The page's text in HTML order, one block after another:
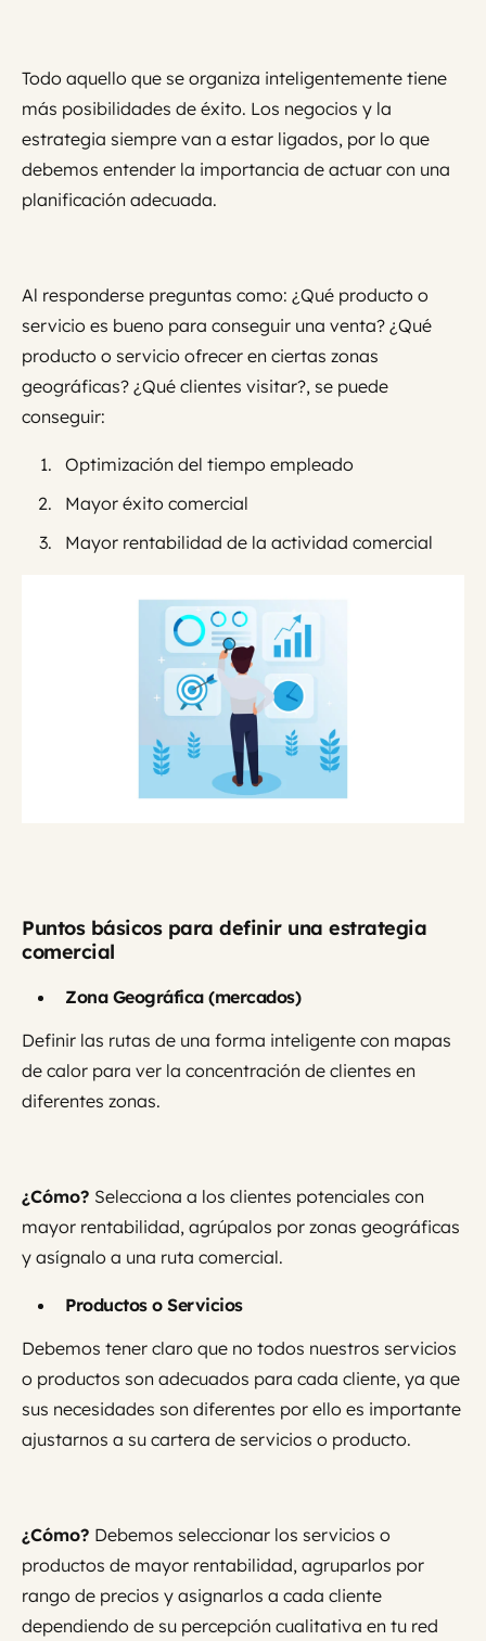
Todo aquello que se organiza inteligentemente tiene
más posibilidades de éxito. Los negocios y la
estrategia siempre van a estar ligados, por lo que
debemos entender la importancia de actuar con una
planificación adecuada.
Al responderse preguntas como: ¿Qué producto o
servicio es bueno para conseguir una venta? ¿Qué
producto o servicio ofrecer en ciertas zonas
geográficas? ¿Qué clientes visitar?, se puede
conseguir:
Optimización del tiempo empleado
Mayor éxito comercial
Mayor rentabilidad de la actividad comercial
Puntos básicos para definir una estrategia
comercial
Zona Geográfica (mercados)
Definir las rutas de una forma inteligente con mapas
de calor para ver la concentración de clientes en
diferentes zonas.
¿Cómo? Selecciona a los clientes potenciales con
mayor rentabilidad, agrúpalos por zonas geográficas
y asígnalo a una ruta comercial.
Productos o Servicios
Debemos tener claro que no todos nuestros servicios
o productos son adecuados para cada cliente, ya que
sus necesidades son diferentes por ello es importante
ajustarnos a su cartera de servicios o producto.
¿Cómo? Debemos seleccionar los servicios o
productos de mayor rentabilidad, agruparlos por
rango de precios y asignarlos a cada cliente
dependiendo de su percepción cualitativa en tu red